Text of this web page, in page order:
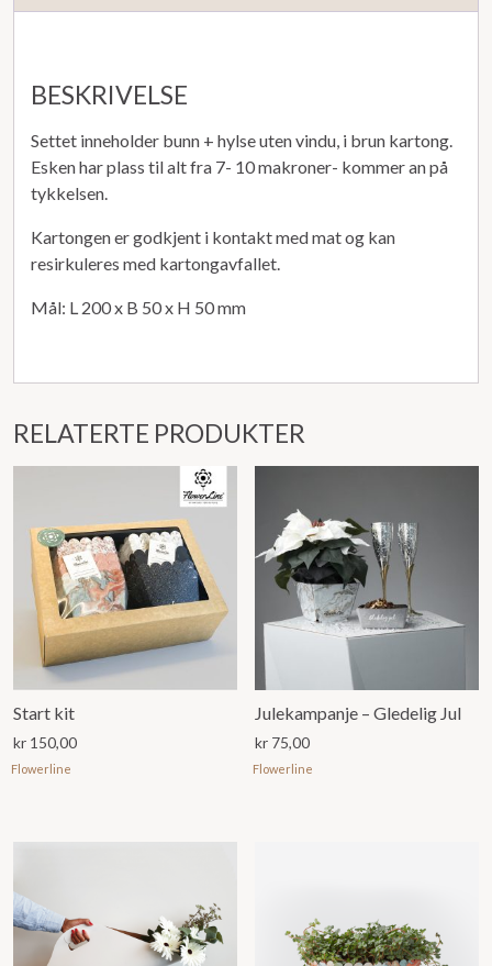
BESKRIVELSE
Settet inneholder bunn + hylse uten vindu, i brun kartong.
Esken har plass til alt fra 7- 10 makroner- kommer an på
tykkelsen.
Kartongen er godkjent i kontakt med mat og kan
resirkuleres med kartongavfallet.
Mål: L 200 x B 50 x H 50 mm
RELATERTE PRODUKTER
Start kit
kr 150,00
Flowerline
Julekampanje – Gledelig Jul
kr 75,00
Flowerline